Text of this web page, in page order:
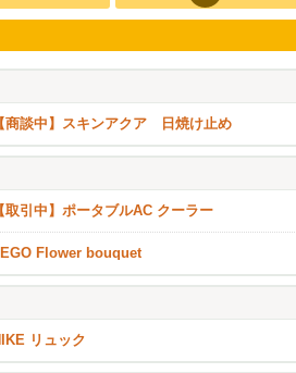
【商談中】スキンアクア 日焼け止め
【取引中】ポータブルAC クーラー
Flower bouquet
リュック